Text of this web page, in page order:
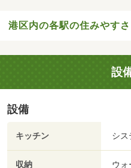
港区内の各駅の住みやすさ
設
設備
キッチン シス
収納 ウォ